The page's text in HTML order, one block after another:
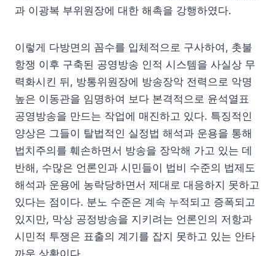
과 이광복 부위원장에 대한 해촉을 강행하였다.
이렇게 다방면의 꼼수를 입체적으로 구사하여, 촛불
항쟁 이후 구축된 공영방송 인적 시스템을 사실상 무
력화시킨 뒤, 방통위원장에 방송장악 전력으로 악명
높은 이동관을 임명하여 보다 본격적으로 윤석열표
공영방송을 만드는 작업에 매진하고 있다. 특징적인
양상은 그들이 탈법적인 실정법 해석과 운용을 통해
법치주의를 훼손하면서 방송을 장악해 가고 있는 데
반해, 수많은 언론인과 시민들이 법비 수준의 법제도
해석과 운용에 농락당하면서 제대로 대응하지 못하고
있다는 점이다. 분노 수준은 계속 누적되고 증폭되고
있지만, 막상 공정방송을 지키려는 언론인의 저항과
시민적 투쟁은 표출의 계기를 잡지 못하고 있는 안타
까운 상황이다.